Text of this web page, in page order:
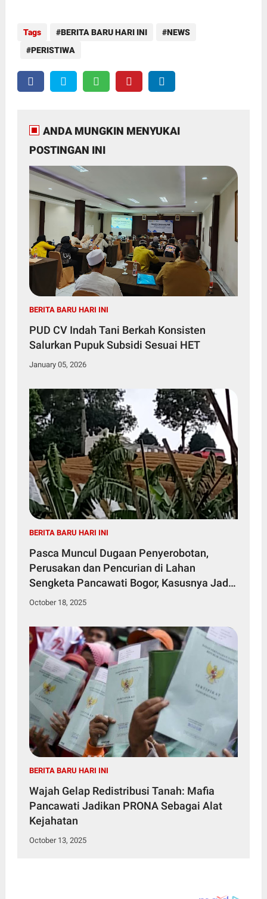
Tags BERITA BARU HARI INI
NEWS
PERISTIWA
ANDA MUNGKIN MENYUKAI
POSTINGAN INI
BERITA BARU HARI INI
PUD CV Indah Tani Berkah Konsisten
Salurkan Pupuk Subsidi Sesuai HET
January 05, 2026
BERITA BARU HARI INI
Pasca Muncul Dugaan Penyerobotan,
Perusakan dan Pencurian di Lahan
Sengketa Pancawati Bogor, Kasusnya Jadi
Sorotan Publik
October 18, 2025
BERITA BARU HARI INI
Wajah Gelap Redistribusi Tanah: Mafia
Pancawati Jadikan PRONA Sebagai Alat
Kejahatan
October 13, 2025